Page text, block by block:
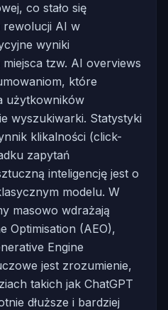
co stało się
rewolucji AI w
wyniki
tzw. AI overviews
które
użytkowników
wyszukiwarki. Statystyki
klikalności (click-
zapytań
inteligencję jest o
modelu. W
masowo wdrażają
Optimisation (AEO),
Engine
jest zrozumienie,
takich jak ChatGPT
dłuższe i bardziej